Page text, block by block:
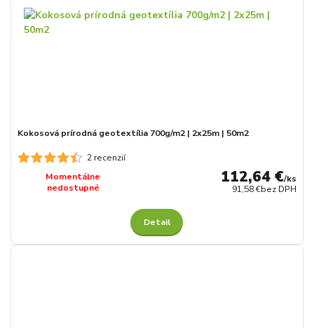
2 recenzií
Kokosová prírodná geotextília 700g/m2 | 2x25m | 50m2
112,64 €/ks
91,58 €bez DPH
Momentálne
nedostupné
Detail